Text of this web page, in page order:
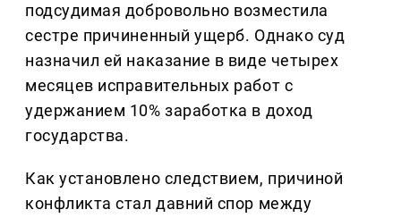
подсудимая добровольно возместила
сестре причиненный ущерб. Однако суд
назначил ей наказание в виде четырех
месяцев исправительных работ с
удержанием 10% заработка в доход
государства.
Как установлено следствием, причиной
конфликта стал давний спор между